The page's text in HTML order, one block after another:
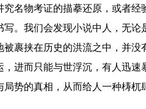
名物考证的描摹还原，或者
。我们会发现小说中人，无论
裹挟在历史的洪流之中，并没
进而只能与世浮沉，有人迅
势的真相，从而给人一种梼杌